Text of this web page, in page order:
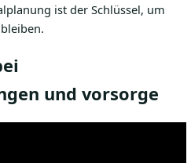
ist der Schlüssel, um
und vorsorge